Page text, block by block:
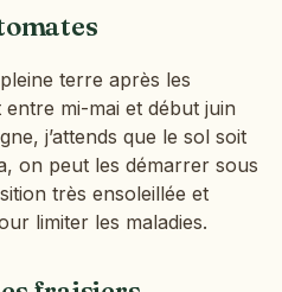
terre après les
mi-mai et début juin
j’attends que le sol soit
on peut les démarrer sous
très ensoleillée et
limiter les maladies.